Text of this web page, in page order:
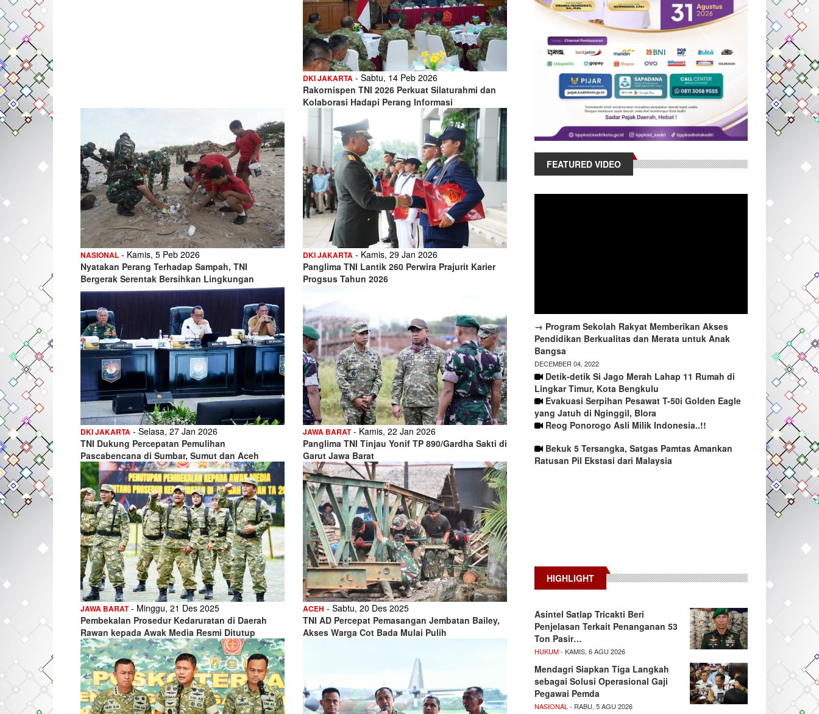
DKI JAKARTA - Sabtu, 14 Peb 2026
Rakornispen TNI 2026 Perkuat Silaturahmi dan
Kolaborasi Hadapi Perang Informasi
NASIONAL - Kamis, 5 Peb 2026
Nyatakan Perang Terhadap Sampah, TNI
Bergerak Serentak Bersihkan Lingkungan
DKI JAKARTA - Kamis, 29 Jan 2026
Panglima TNI Lantik 260 Perwira Prajurit Karier
Progsus Tahun 2026
DKI JAKARTA - Selasa, 27 Jan 2026
TNI Dukung Percepatan Pemulihan
Pascabencana di Sumbar, Sumut dan Aceh
JAWA BARAT- Kamis, 22 Jan 2026
Panglima TNI Tinjau Yonif TP 890/Gardha Sakti di
Garut Jawa Barat
JAWA BARAT- Minggu, 21 Des 2025
Pembekalan Prosedur Kedaruratan di Daerah
Rawan kepada Awak Media Resmi Ditutup
ACEH - Sabtu, 20 Des 2025
TNI AD Percepat Pemasangan Jembatan Bailey,
Akses Warga Cot Bada Mulai Pulih
FEATURED VIDEO
→ Program Sekolah Rakyat Memberikan Akses
Pendidikan Berkualitas dan Merata untuk Anak
Bangsa
DECEMBER 04, 2022
Detik-detik Si Jago Merah Lahap 11 Rumah di
Lingkar Timur, Kota Bengkulu
Evakuasi Serpihan Pesawat T-50i Golden Eagle
yang Jatuh di Nginggil, Blora
Reog Ponorogo Asli Milik Indonesia..!!
Bekuk 5 Tersangka, Satgas Pamtas Amankan
Ratusan Pil Ekstasi dari Malaysia
HIGHLIGHT
Asintel Satlap Tricakti Beri
Penjelasan Terkait Penanganan 53
Ton Pasir…
HUKUM- KAMIS, 6 AGU 2026
Mendagri Siapkan Tiga Langkah
sebagai Solusi Operasional Gaji
Pegawai Pemda
NASIONAL - RABU, 5 AGU 2026